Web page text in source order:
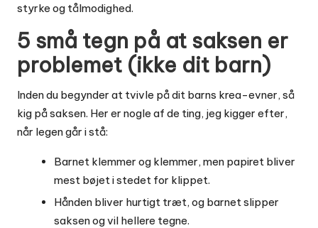
styrke og tålmodighed.
5 små tegn på at saksen er
problemet (ikke dit barn)
Inden du begynder at tvivle på dit barns krea-evner, så
kig på saksen. Her er nogle af de ting, jeg kigger efter,
når legen går i stå:
Barnet klemmer og klemmer, men papiret bliver
mest bøjet i stedet for klippet.
Hånden bliver hurtigt træt, og barnet slipper
saksen og vil hellere tegne.